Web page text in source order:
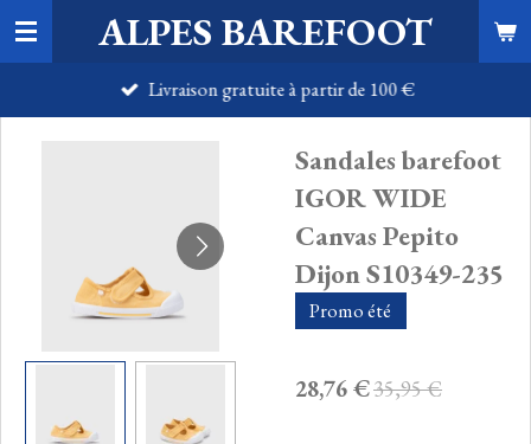
Passer
au
ALPES BAREFOOT
Livraison gratuite à partir de 100 €
Sandales barefoot
IGOR WIDE
Canvas Pepito
Dijon S10349-235
Promo été
28,76 €35,95 €